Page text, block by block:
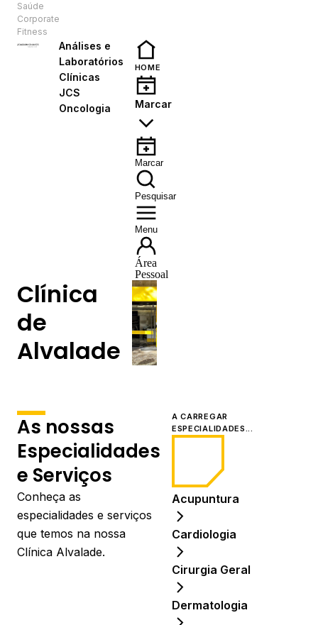
Saúde
Corporate
Fitness
Análises e
Laboratórios
Clínicas
JCS
Oncologia
HOME
Marcar
Marcar
Pesquisar
Menu
Área
Pessoal
Clínica
de
Alvalade
As nossas
Especialidades
e Serviços
Conheça as
especialidades e serviços
que temos na nossa
Clínica Alvalade.
A CARREGAR
ESPECIALIDADES...
Acupuntura
Cardiologia
Cirurgia Geral
Dermatologia